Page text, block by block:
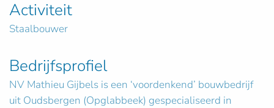
Activiteit
Staalbouwer
Bedrijfsprofiel
NV Mathieu Gijbels is een ‘voordenkend’ bouwbedrijf
uit Oudsbergen (Opglabbeek) gespecialiseerd in